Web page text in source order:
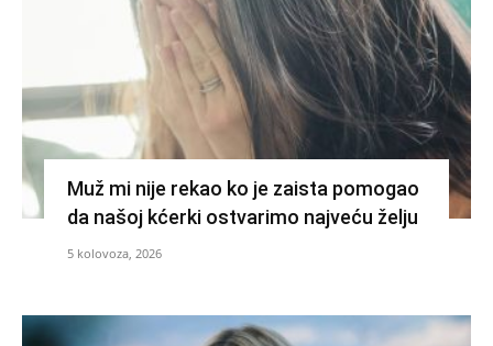
Muž mi nije rekao ko je zaista pomogao
da našoj kćerki ostvarimo najveću želju
5 kolovoza, 2026